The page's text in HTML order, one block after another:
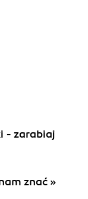
- zarabiaj
znać »